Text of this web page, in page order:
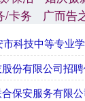
/卡务 广而告
技中等专业学校公开
份有限公司招
保安服务有限